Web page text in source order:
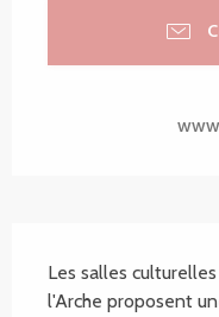
Les salles
l'Arche proposent